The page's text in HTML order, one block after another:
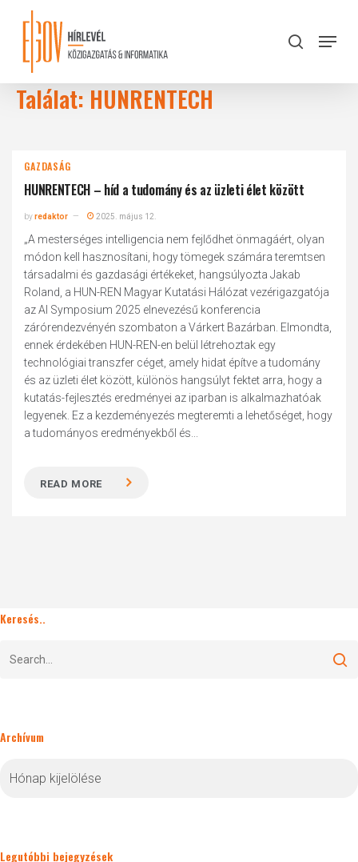
content
search
Menu
Találat: HUNRENTECH
GAZDASÁG
HUNRENTECH – híd a tudomány és az üzleti élet között
byredaktor 2025. május 12.
„A mesterséges intelligencia nem fejlődhet önmagáért, olyan
módon kell hasznosítani, hogy tömegek számára teremtsen
társadalmi és gazdasági értékeket, hangsúlyozta Jakab
Roland, a HUN-REN Magyar Kutatási Hálózat vezérigazgatója
az AI Symposium 2025 elnevezésű konferencia
zárórendezvényén szombaton a Várkert Bazárban. Elmondta,
ennek érdekében HUN-REN-en belül létrehoztak egy
technológiai transzfer céget, amely hidat építve a tudomány
és az üzleti élet között, különös hangsúlyt fektet arra, hogy a
kutatás-fejlesztés eredményei az iparban is alkalmazhatóak
legyenek. Ez a kezdeményezés megteremti a lehetőséget, hogy
a tudományos eredményekből és...
READ MORE
Keresés..
Archívum
Legutóbbi bejegyzések
Close